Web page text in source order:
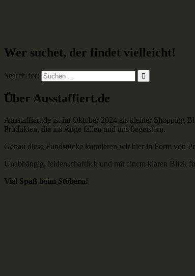
Wer suchet, der findet vielleicht!
Search for:
Über Ausstaffiert.de
Ausstaffiert.de ist im Oktober 2024 als kleiner Shopping
Produkten, die ins Auge fallen und uns begeistern.
Genau diese Fundstücke kuratieren wir hier in Form von
Unabhängig, leidenschaftlich und mit einem klaren Blick
Viel Spaß beim Stöbern!